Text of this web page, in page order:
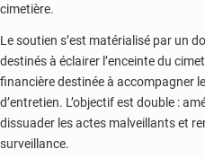
cimetière.
Le soutien s’est matérialisé par un
destinés à éclairer l’enceinte du
financière destinée à accompagner
d’entretien. L’objectif est double :
dissuader les actes malveillants et
surveillance.